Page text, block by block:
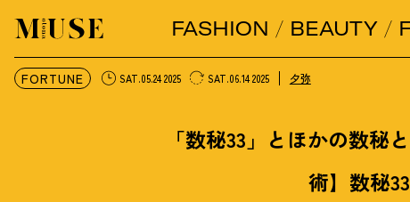
オトナミューズ ウェブFASHION BEAUTY
FORTUNE SAT.05.24 2025 SAT.06.14 2025 夕弥
「数秘33」とほかの数秘
術】数秘